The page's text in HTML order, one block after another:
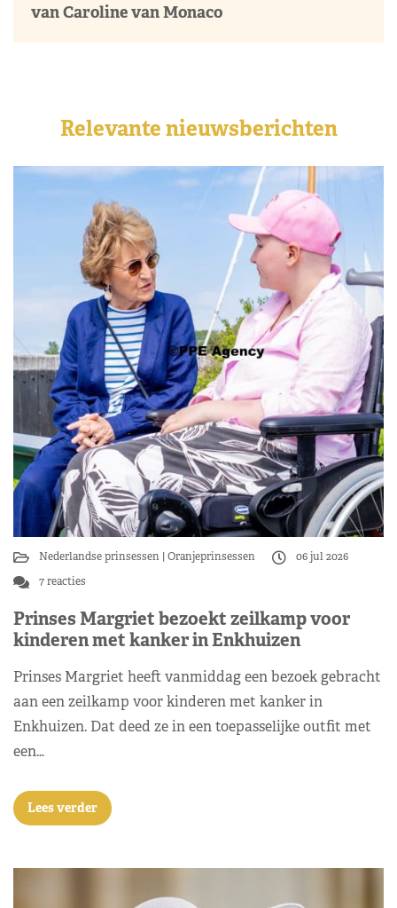
van Caroline van Monaco
Relevante nieuwsberichten
Nederlandse prinsessen Oranjeprinsessen
06 jul 2026
7 reacties
Prinses Margriet bezoekt zeilkamp voor
kinderen met kanker in Enkhuizen
Prinses Margriet heeft vanmiddag een bezoek gebracht
aan een zeilkamp voor kinderen met kanker in
Enkhuizen. Dat deed ze in een toepasselijke outfit met
een…
Lees verder